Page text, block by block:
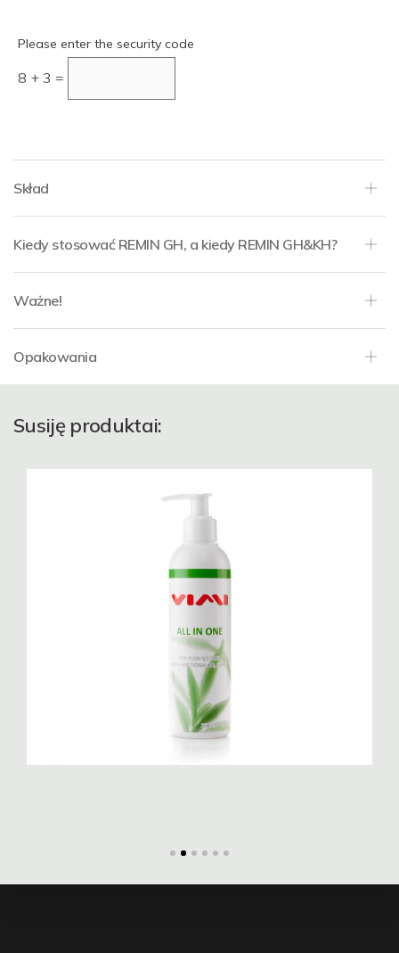
Please enter the security code
8 + 3 =
Skład
Kiedy stosować REMIN GH, a kiedy REMIN GH&KH?
Ważne!
Opakowania
Susiję produktai: